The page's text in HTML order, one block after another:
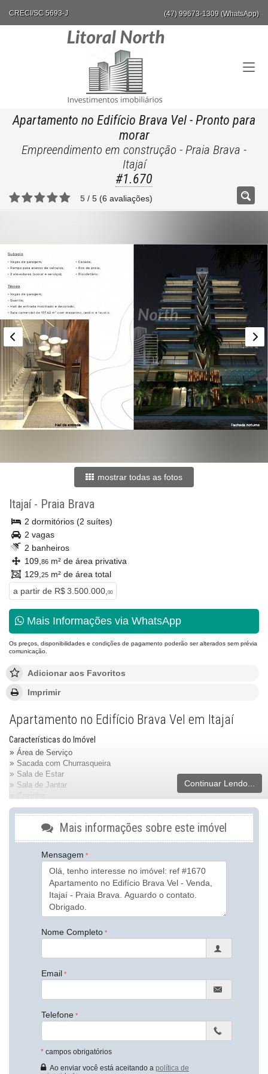
CRECI/SC 5693-J (47) 99673-1309 (WhatsApp)
Apartamento no Edifício Brava Vel - Pronto para
morar
Empreendimento em construção - Praia Brava -
Itajaí
#1.670
5 / 5 (6 avaliações)
mostrar todas as fotos
Itajaí- Praia Brava
2 dormitórios (2 suítes)
2 vagas
2 banheiros
109, 86 m² de área privativa
129, 25 m² de área total
a partir de R$ 3.500.000, 00
Mais Informações via WhatsApp
Os preços, disponibilidades e condições de pagamento poderão ser alterados sem prévia
comunicação.
Adicionar aos Favoritos
Imprimir
Apartamento no Edifício Brava Vel em Itajaí
Características do Imóvel
Área de Serviço
Sacada com Churrasqueira
Sala de Estar
Sala de Jantar
Cozinha Americana
Espaço Gourmet
Lavabo
Características do Empreendimento
Salão de Festas
Espaço Fitness
Brinquedoteca
Rua Miguel Francisco Borges
Itajaí /SC
ver mapa abaixo
Continuar Lendo...
Mais informações sobre este imóvel
Mensagem
Nome Completo
Email
Telefone
* campos obrigatórios
Ao enviar você está aceitando a política de